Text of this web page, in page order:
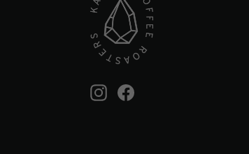
InstagramFacebook